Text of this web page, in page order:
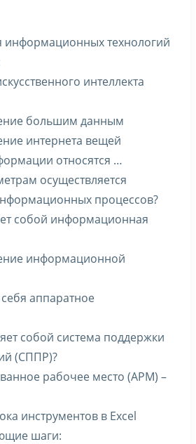
информационных технологий
интеллекта
большим данным
интернета вещей
относятся …
осуществляется
процессов?
собой информационная
информационной
аппаратное
собой система поддержки
(СППР)?
рабочее место (АРМ) –
инструментов в Excel
шаги: